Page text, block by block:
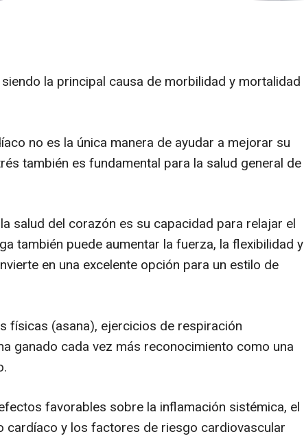
la principal causa de morbilidad y mortalidad
no es la única manera de ayudar a mejorar su
también es fundamental para la salud general de
salud del corazón es su capacidad para relajar el
también puede aumentar la fuerza, la flexibilidad y
en una excelente opción para un estilo de
físicas (asana), ejercicios de respiración
ganado cada vez más reconocimiento como una
favorables sobre la inflamación sistémica, el
cardíaco y los factores de riesgo cardiovascular